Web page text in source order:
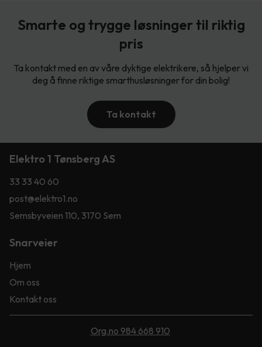
Smarte og trygge løsninger til riktig
pris
Ta kontakt med en av våre dyktige elektrikere, så hjelper vi
deg å finne riktige smarthusløsninger for din bolig!
Ta kontakt
Elektro 1 Tønsberg AS
33 33 40 60
post@elektro1.no
Semsbyveien 110, 3170 Sem
Snarveier
Hjem
Om oss
Kontakt oss
Org.no 984 668 910